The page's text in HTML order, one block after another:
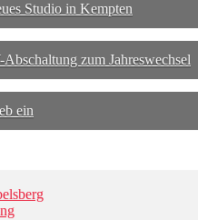
Studio in Kempten
zum Jahreswechsel
ein